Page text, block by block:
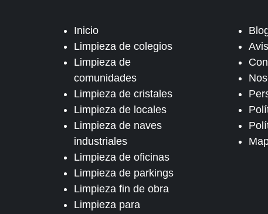
Inicio
Limpieza de colegios
Limpieza de
comunidades
Limpieza de cristales
Limpieza de locales
Limpieza de naves
industriales
Limpieza de oficinas
Limpieza de parkings
Limpieza fin de obra
Limpieza para